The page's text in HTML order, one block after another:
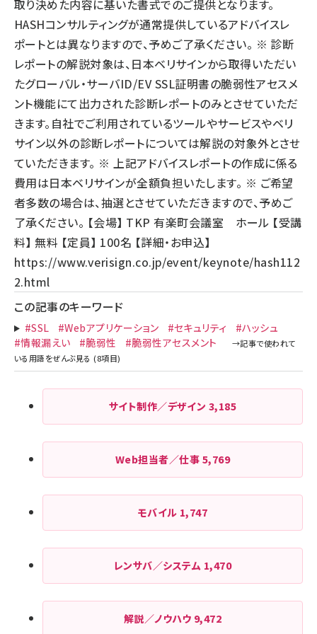
取り決めた内容に基いた書式でのご提供となります。
HASHコンサルティングが通常提供しているアドバイスレ
ポートとは異なりますので、予めご了承ください。 ※ 診断
レポートの解説対象は、日本ベリサインから取得いただい
たグローバル・サーバID/EV SSL証明書の脆弱性アセスメ
ント機能にて出力された診断レポートのみとさせていただ
きます。自社でご利用されているツールやサービスやベリ
サイン以外の診断レポートについては解説の対象外とさせ
ていただきます。 ※ 上記アドバイスレポートの作成に係る
費用は日本ベリサインが全額負担いたします。 ※ ご希望
者多数の場合は、抽選とさせていただきますので、予めご
了承ください。 【会場】 TKP 有楽町会議室 ホール 【受講
料】 無料 【定員】 100名 【詳細・お申込】
https://www.verisign.co.jp/event/keynote/hash112
2.html
この記事のキーワード
#SSL #Webアプリケーション #セキュリティ
#ハッシュ
#情報漏えい
#脆弱性 #脆弱性アセスメント
サイト制作／デザイン 3,185
Web担当者／仕事 5,769
モバイル 1,747
レンサバ／システム 1,470
解説／ノウハウ 9,472